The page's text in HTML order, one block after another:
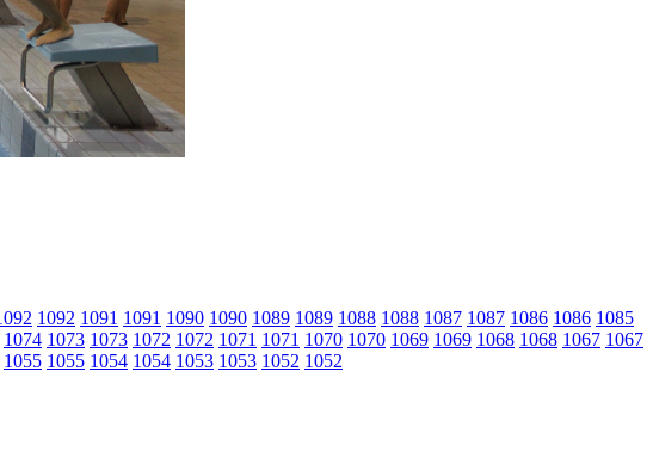
1092 1091 1091 1090 1090 1089 1089 1088 1088 1087 1087 1086 1086 1085
1074 1073 1073 1072 1072 1071 1071 1070 1070 1069 1069 1068 1068 1067 1067
1055 1055 1054 1054 1053 1053 1052 1052